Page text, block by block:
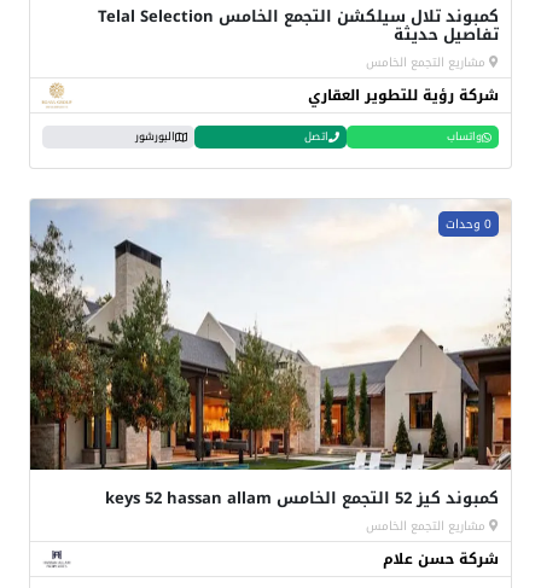
كمبوند تلال سيلكشن التجمع الخامس Telal Selection
تفاصيل حديثة
مشاريع التجمع الخامس
شركة رؤية للتطوير العقاري
واتساب اتصل البورشور
0 وحدات
كمبوند كيز 52 التجمع الخامس keys 52 hassan allam
مشاريع التجمع الخامس
شركة حسن علام